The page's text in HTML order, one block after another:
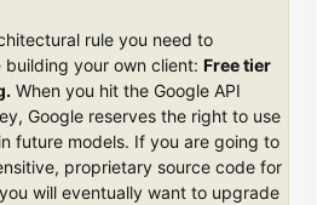
rule you need to
building your own client: Free tier
When you hit the Google API
Google reserves the right to use
future models. If you are going to
proprietary source code for
will eventually want to upgrade